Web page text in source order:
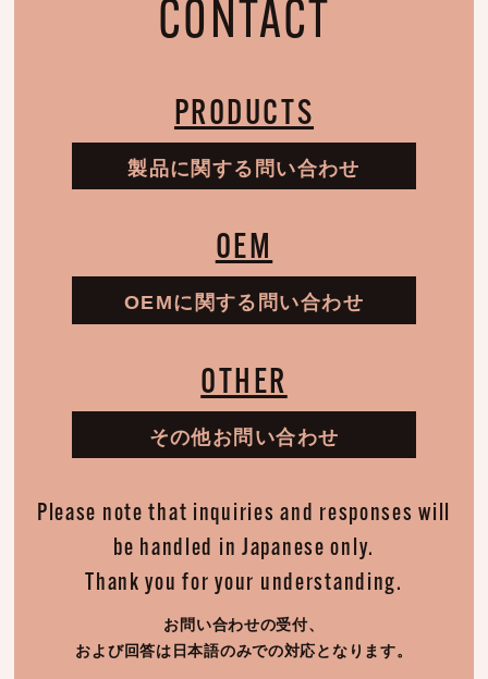
CONTACT
PRODUCTS
製品に関する問い合わせ
OEM
OEMに関する問い合わせ
OTHER
その他お問い合わせ
Please note that inquiries and responses will
be handled in Japanese only.
Thank you for your understanding.
お問い合わせの受付、
および回答は日本語のみでの対応となります。